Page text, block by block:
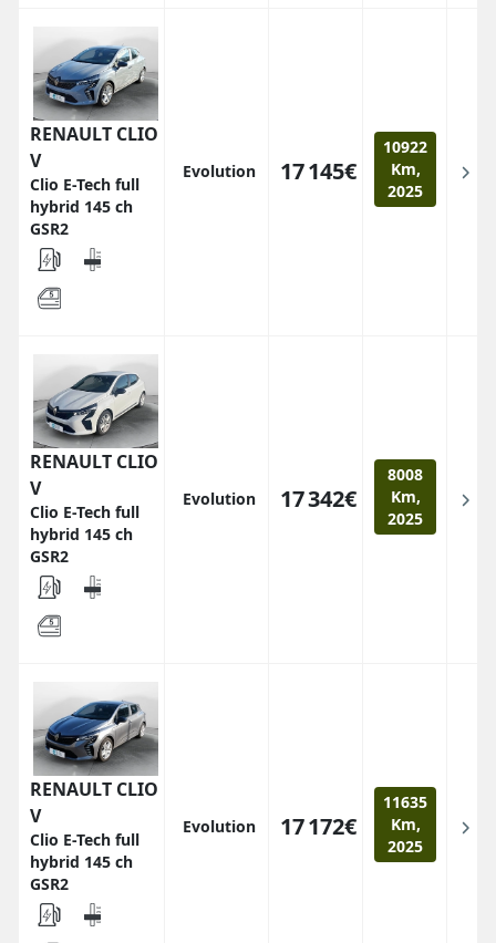
RENAULT CLIO
V
Clio E-Tech full
hybrid 145 ch
GSR2
Evolution 17 145€
10922
Km,
2025
RENAULT CLIO
V
Clio E-Tech full
hybrid 145 ch
GSR2
Evolution 17 342€
8008
Km,
2025
RENAULT CLIO
V
Clio E-Tech full
hybrid 145 ch
GSR2
Evolution 17 172€
11635
Km,
2025